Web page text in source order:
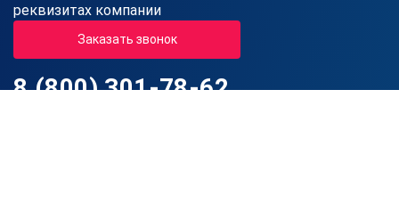
реквизитах компании
Заказать звонок
8 (800) 301-78-62